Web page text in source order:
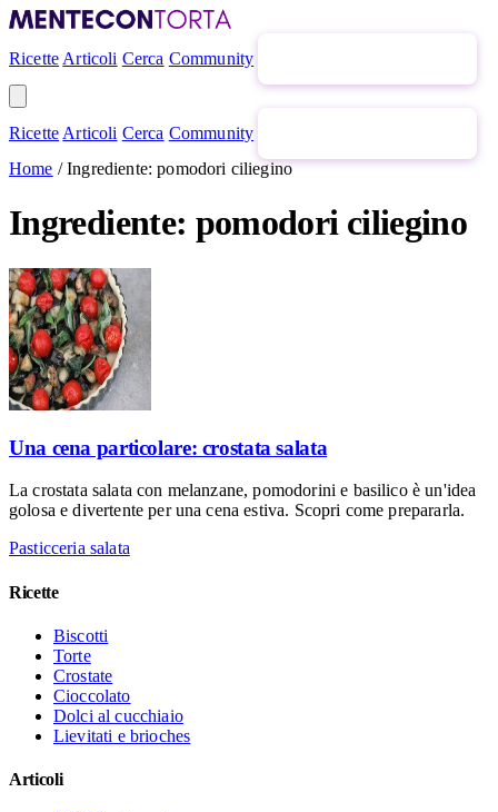
Ricette Articoli Cerca Community
Ricette Articoli Cerca Community
Home / Ingrediente: pomodori ciliegino
Ingrediente: pomodori ciliegino
Una cena particolare: crostata salata
La crostata salata con melanzane, pomodorini e basilico è un'idea
golosa e divertente per una cena estiva. Scopri come prepararla.
Pasticceria salata
Ricette
Biscotti
Torte
Crostate
Cioccolato
Dolci al cucchiaio
Lievitati e brioches
Articoli